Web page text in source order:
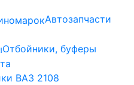
Автозапчасти
Отбойники, буферы
ВАЗ 2108